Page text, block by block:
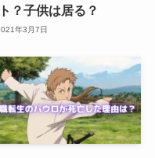
？子供は居る？
年3月7日